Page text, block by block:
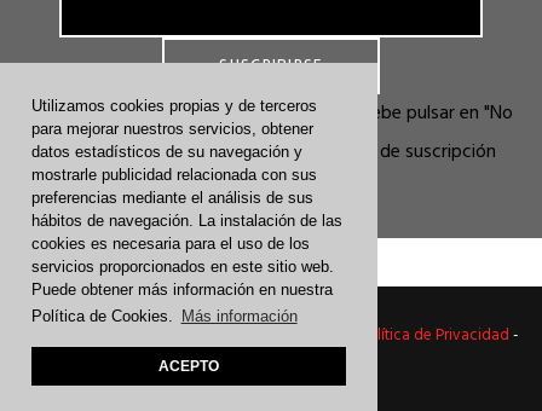
Utilizamos cookies propias y de terceros
para mejorar nuestros servicios, obtener
datos estadísticos de su navegación y
mostrarle publicidad relacionada con sus
preferencias mediante el análisis de sus
hábitos de navegación. La instalación de las
cookies es necesaria para el uso de los
servicios proporcionados en este sitio web.
Puede obtener más información en nuestra
Política de Cookies.
Más información
ACEPTO
En la ventana que se abre por seguridad debe pulsar en "No
soy Robot" y luego en el botón: Petición de suscripción
finalizada
Política de Privacidad-